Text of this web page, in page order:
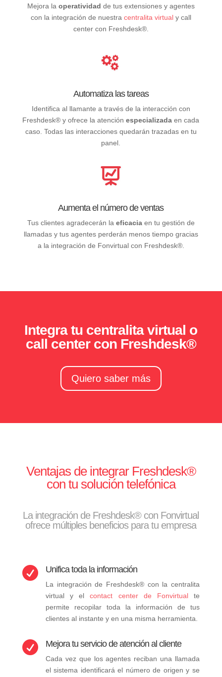
Mejora la operatividad de tus extensiones y agentes
con la integración de nuestra centralita virtualy call
center con Freshdesk®.
Automatiza las tareas
Identifica al llamante a través de la interacción con
Freshdesk® y ofrece la atenciónespecializada en cada
caso. Todas las interacciones quedarán trazadas en tu
panel.
Aumenta el número de ventas
Tus clientes agradecerán la eficaciaen tu gestión de
llamadas y tus agentes perderán menos tiempo gracias
a la integración de Fonvirtual con Freshdesk®.
Integra tu centralita virtual o
call center con Freshdesk®
Quiero saber más
Ventajas de integrar Freshdesk®
con tu solución telefónica
La integración de Freshdesk® con Fonvirtual
ofrece múltiples beneficios para tu empresa
 Unifica toda la información
La integración de Freshdesk® con la centralita
virtual y elcontact center de Fonvirtualte
permite recopilar toda la información de tus
clientes al instante y en una misma herramienta.
 Mejora tu servicio de atención al cliente
Cada vez que los agentes reciban una llamada
el sistema identificará el número de origen y se